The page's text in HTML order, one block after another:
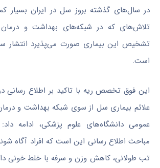
در سال‌های گذشته بروز سل در ایران بسیار
تلاش‌های که در شبکه‌های بهداشت و
تشخیص این بیماری صورت می‌پذیرد انتشار
است.
این فوق تخصص ریه با تاکید بر اطلاع رسانی
علائم بیماری سل از سوی شبکه بهداشت و
عمومی دانشگاه‌های علوم پزشکی، ادامه
مباحث اطلاع رسانی این است که افراد آگاه
تب طولانی، کاهش وزن و سرفه با خلطخونی